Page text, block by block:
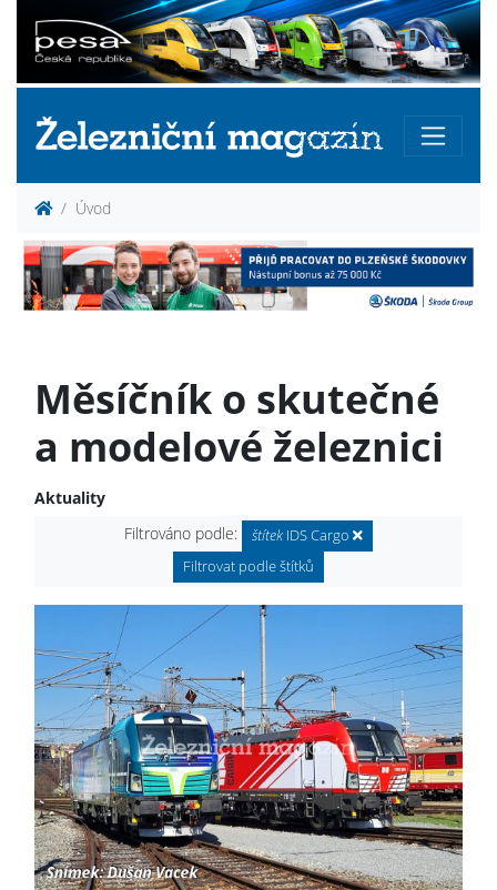
Úvod
Měsíčník o skutečné
a modelové železnici
Aktuality
Filtrováno podle:
štítek IDS Cargo
Filtrovat podle štítků